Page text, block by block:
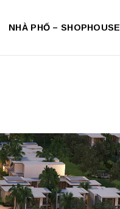
NHÀ PHỐ – SHOPHOUSE